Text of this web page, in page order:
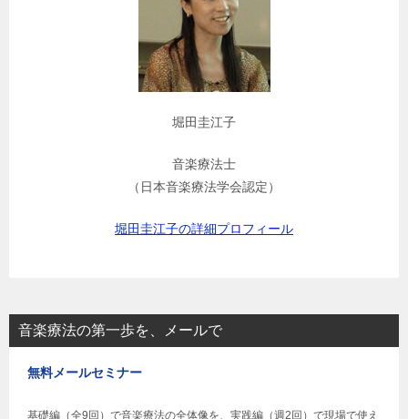
堀田圭江子
音楽療法士
（日本音楽療法学会認定）
堀田圭江子の詳細プロフィール
音楽療法の第一歩を、メールで
無料メールセミナー
基礎編（全9回）で音楽療法の全体像を、実践編（週2回）で現場で使え